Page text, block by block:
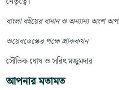
বাংলা বইয়ের বানান ও অন্যান্য অংশ
ওয়েবডেস্কের পক্ষে প্রাককথন
সৌভিক ঘোষ ও সরিৎ মজুমদার
আপনার মতামত